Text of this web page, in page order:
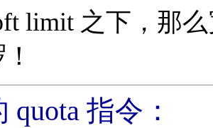
limit 之下，那
quota 指令：